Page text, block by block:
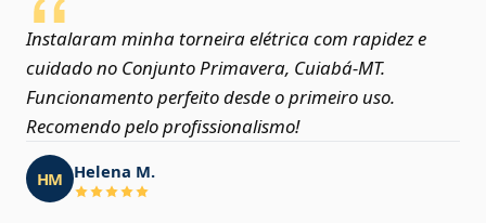
Instalaram minha torneira elétrica com rapidez e
cuidado no Conjunto Primavera, Cuiabá‑MT.
Funcionamento perfeito desde o primeiro uso.
Recomendo pelo profissionalismo!
HM Helena M.